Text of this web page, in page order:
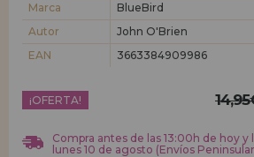
¿Eres Profesional o Empresa?. ¿Quieres
nuestros productos?. Regístrate como
condiciones de ventas con descuentos
¡Adelante! Te estábamos esperando.
REGISTRO
Marca
BlueBird
Autor
John O'Brien
EAN
3663384909986
¡OFERTA!
Compra antes de las 13:00h de hoy y
lunes 10 de agosto (Envíos